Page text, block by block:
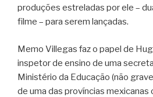
produções estreladas por ele –
filme – para serem lançadas.
Memo Villegas faz o papel de
inspetor de ensino de uma
Ministério da Educação (não
de uma das províncias mexicanas